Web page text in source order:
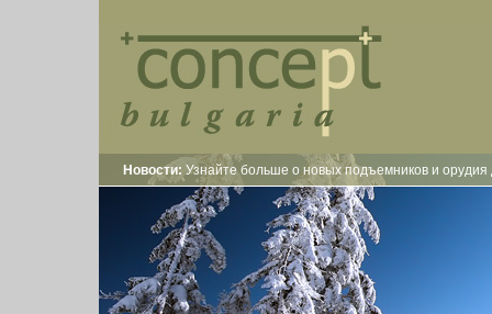
Новости: Узнайте больше о новых подъемников и орудия